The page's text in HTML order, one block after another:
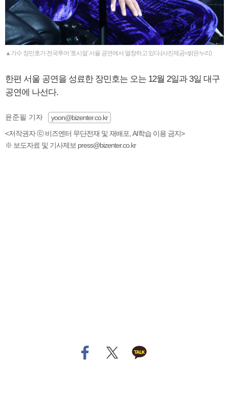
▲가수 장민호가 전국투어 '호시절' 서울 공연에서 열창하고 있다.(사진제공=밝은누리)
한편 서울 공연을 성료한 장민호는 오는 12월 2일과 3일 대구
공연에 나선다.
윤준필 기자
yoon@bizenter.co.kr
<저작권자 ⓒ 비즈엔터 무단전재 및 재배포, AI학습 이용 금지>
※ 보도자료 및 기사제보 press@bizenter.co.kr